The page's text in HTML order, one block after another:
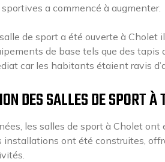
a commencé à augmenter.
de sport a été ouverte à
de base tels que des tapis
car les habitants étaient ravis
DES SALLES DE SPORT
les salles de sport à Cholet
installations ont été construites,